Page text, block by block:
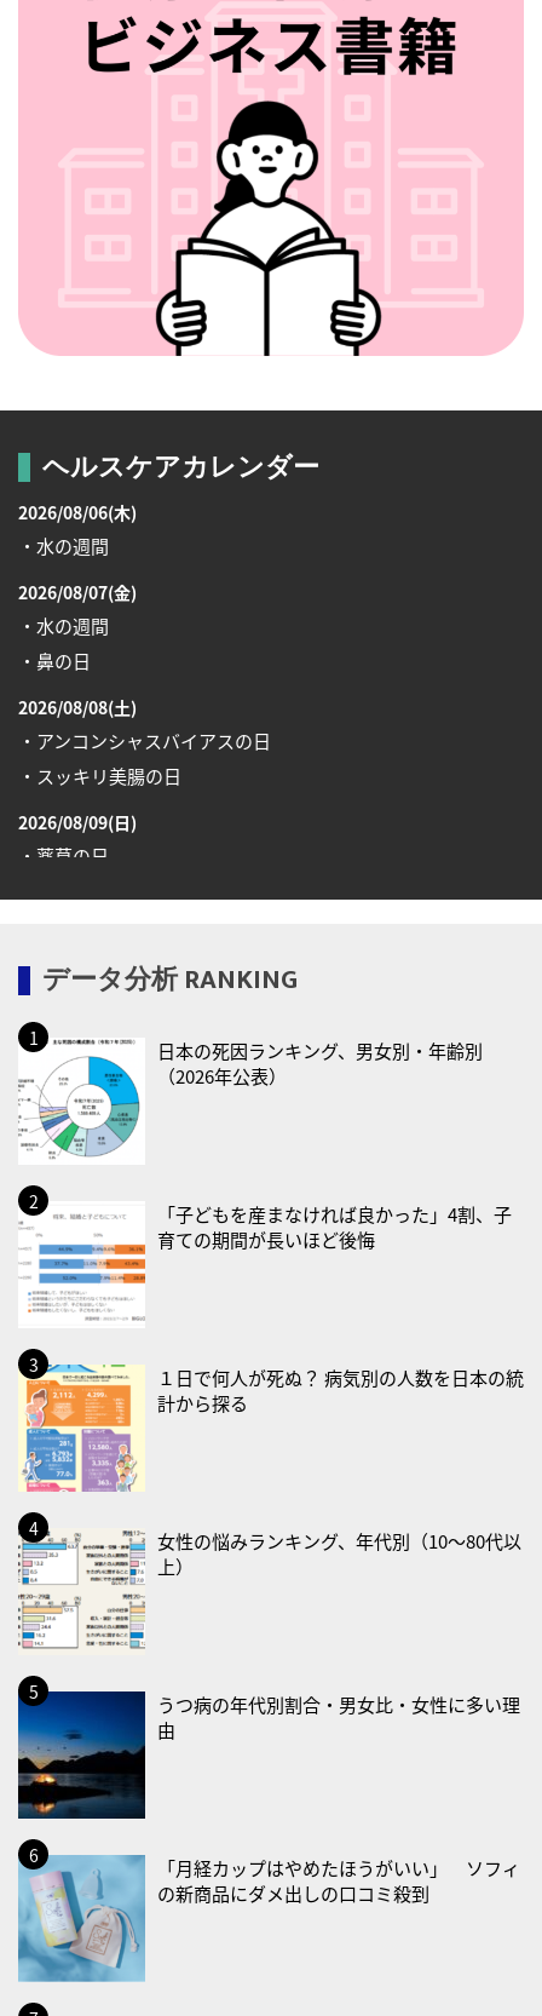
ヘルスケアカレンダー
2026/08/06(木)
・水の週間
2026/08/07(金)
・水の週間
・鼻の日
2026/08/08(土)
・アンコンシャスバイアスの日
・スッキリ美腸の日
2026/08/09(日)
・薬草の日
2026/08/10(月)
・糖化の日
2026/08/12(水)
・育児の日
2026/08/13(木)
・一汁三菜の日
・減塩の日
2026/08/18(火)
・防犯の日
・世界人道デー
・食育の日
2026/08/21(金)
・治療アプリの日
・献血の日
2026/08/22(土)
・禁煙の日
2026/08/23(日)
・不眠の日
・乳酸菌の日
2026/08/25(火)
・いたわり肌の日
2026/08/26(水)
・風呂の日
2026/08/29(土)
・筋肉強化の日
2026/08/30(日)
データ分析 RANKING
日本の死因ランキング、男女別・年齢別
（2026年公表）
「子どもを産まなければ良かった」4割、子
育ての期間が長いほど後悔
１日で何人が死ぬ？ 病気別の人数を日本の統
計から探る
女性の悩みランキング、年代別（10〜80代以
上）
うつ病の年代別割合・男女比・女性に多い理
由
「月経カップはやめたほうがいい」 ソフィ
の新商品にダメ出しの口コミ殺到